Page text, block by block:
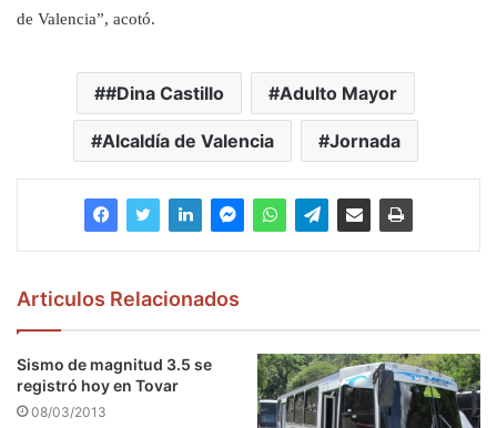
de Valencia”, acotó.
#Dina Castillo Adulto Mayor
Alcaldía de Valencia Jornada
Articulos Relacionados
Sismo de magnitud 3.5 se
registró hoy en Tovar
08/03/2013